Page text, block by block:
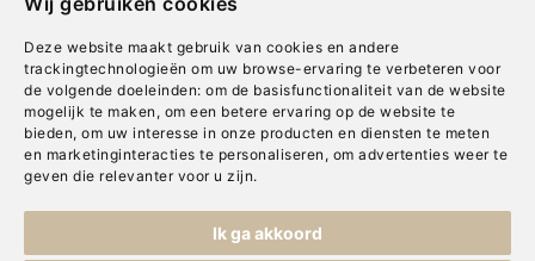
Deze website maakt gebruik van cookies en andere
trackingtechnologieën om uw browse-ervaring te verbeteren voor
de volgende doeleinden: om de basisfunctionaliteit van de website
mogelijk te maken , om een betere ervaring op de website te
bieden, om uw interesse in onze producten en diensten te meten
en marketinginteracties te personaliseren , om advertenties weer te
geven die relevanter voor u zijn.
Ik ga akkoord
Cookies